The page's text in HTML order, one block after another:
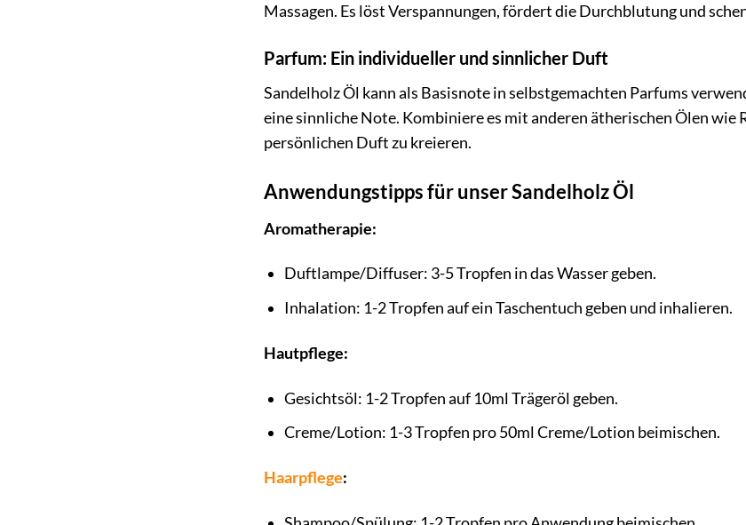
Massagen. Es löst Verspannungen, fördert die Durchblutung und
Parfum: Ein individueller und sinnlicher Duft
Sandelholz Öl kann als Basisnote in selbstgemachten Parfums
eine sinnliche Note. Kombiniere es mit anderen ätherischen Ölen wie
persönlichen Duft zu kreieren.
Anwendungstipps für unser Sandelholz Öl
Aromatherapie:
Duftlampe/Diffuser: 3-5 Tropfen in das Wasser geben.
Inhalation: 1-2 Tropfen auf ein Taschentuch geben und inhalieren.
Hautpflege:
Gesichtsöl: 1-2 Tropfen auf 10ml Trägeröl geben.
Creme/Lotion: 1-3 Tropfen pro 50ml Creme/Lotion beimischen.
Haarpflege: